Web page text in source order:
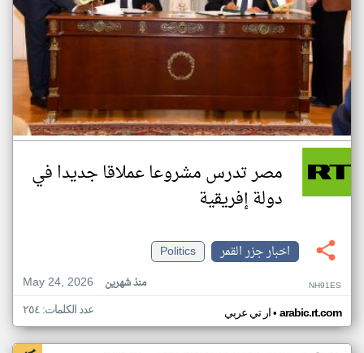
مصر تدرس مشروعا عملاقا جديدا في
دولة إفريقية
اخبار جزر القمر
Politics
May 24, 2026
منذ شهرين NH91ES
ار تي عربي• arabic.rt.com عدد الكلمات: ٢٥٤